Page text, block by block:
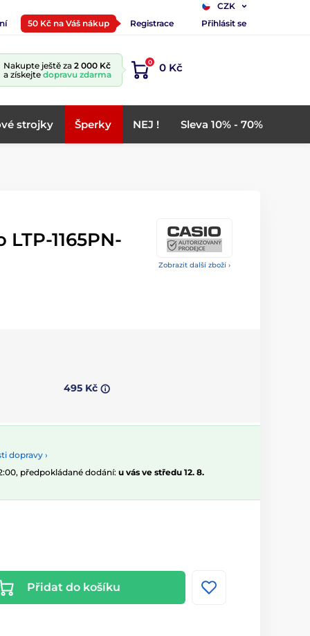
CZK
50 Kč na Váš nákup Registrace Přihlásit se
Nakupte ještě za 2 000 Kč
a získejte dopravu zdarma
0 0 Kč
strojky Šperky NEJ ! Sleva 10% - 70%
Zobrazit další zboží ›
1165PN-
495 Kč
dopravy ›
předpokládané dodání: u vás ve středu 12. 8.
Přidat do košíku